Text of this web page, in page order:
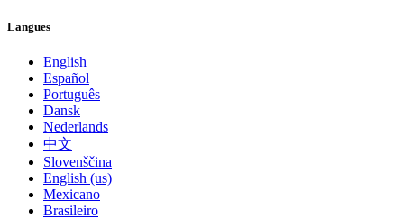
Langues
English
Español
Português
Dansk
Nederlands
中文
Slovenščina
English (us)
Mexicano
Brasileiro